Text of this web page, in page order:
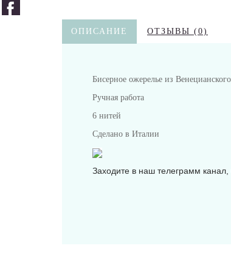
ОПИСАНИЕ ОТЗЫВЫ (0)
Бисерное ожерелье из
Ручная работа
6 нитей
Сделано в Италии
Заходите в наш телеграмм канал,